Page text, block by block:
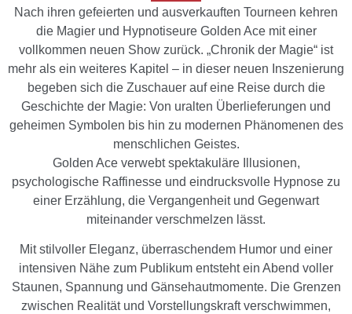
Nach ihren gefeierten und ausverkauften Tourneen kehren
die Magier und Hypnotiseure Golden Ace mit einer
vollkommen neuen Show zurück. „Chronik der Magie“ ist
mehr als ein weiteres Kapitel – in dieser neuen Inszenierung
begeben sich die Zuschauer auf eine Reise durch die
Geschichte der Magie: Von uralten Überlieferungen und
geheimen Symbolen bis hin zu modernen Phänomenen des
menschlichen Geistes.
Golden Ace verwebt spektakuläre Illusionen,
psychologische Raffinesse und eindrucksvolle Hypnose zu
einer Erzählung, die Vergangenheit und Gegenwart
miteinander verschmelzen lässt.
Mit stilvoller Eleganz, überraschendem Humor und einer
intensiven Nähe zum Publikum entsteht ein Abend voller
Staunen, Spannung und Gänsehautmomente. Die Grenzen
zwischen Realität und Vorstellungskraft verschwimmen,